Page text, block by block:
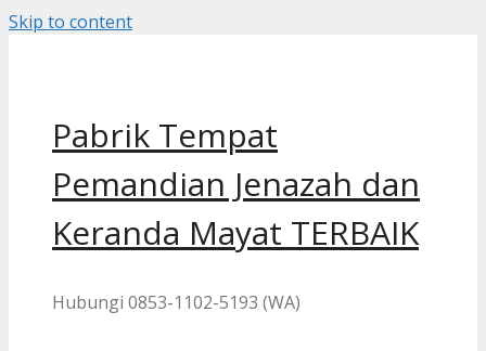
Skip to content
Pabrik Tempat
Pemandian Jenazah dan
Keranda Mayat TERBAIK
Hubungi 0853-1102-5193 (WA)